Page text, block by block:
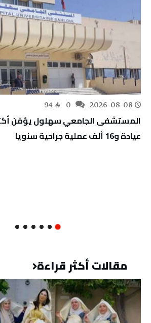
2026-08-08
94
عيادة و16 ألف عملية جراحية سنويا
مقالات أكثر قراءة